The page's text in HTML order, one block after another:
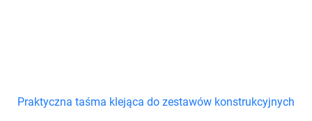
Praktyczna taśma klejąca do zestawów konstrukcyjnych